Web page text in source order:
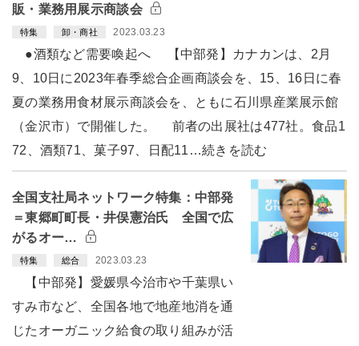
販・業務用展示商談会
特集 卸・商社 2023.03.23
●酒類など需要喚起へ 【中部発】カナカンは、2月
9、10日に2023年春季総合企画商談会を、15、16日に春
夏の業務用食材展示商談会を、ともに石川県産業展示館
（金沢市）で開催した。 前者の出展社は477社。食品1
72、酒類71、菓子97、日配11…続きを読む
全国支社局ネットワーク特集：中部発
＝東郷町町長・井俣憲治氏 全国で広
がるオー…
特集 総合 2023.03.23
【中部発】愛媛県今治市や千葉県い
すみ市など、全国各地で地産地消を通
じたオーガニック給食の取り組みが活